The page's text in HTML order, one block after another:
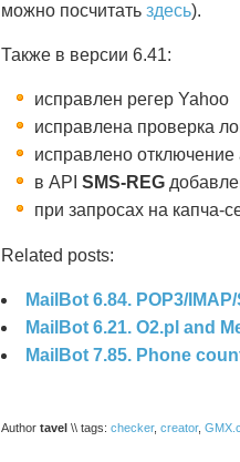
можно посчитать здесь).
Также в версии 6.41:
исправлен регер Yahoo
исправлена проверка
исправлено отключение
в API SMS-REG
при запросах на капча-
Related posts:
MailBot 6.84. POP3/
MailBot 6.21. O2.pl and
MailBot 7.85. Phone
Author tavel \\ tags: checker, creator,